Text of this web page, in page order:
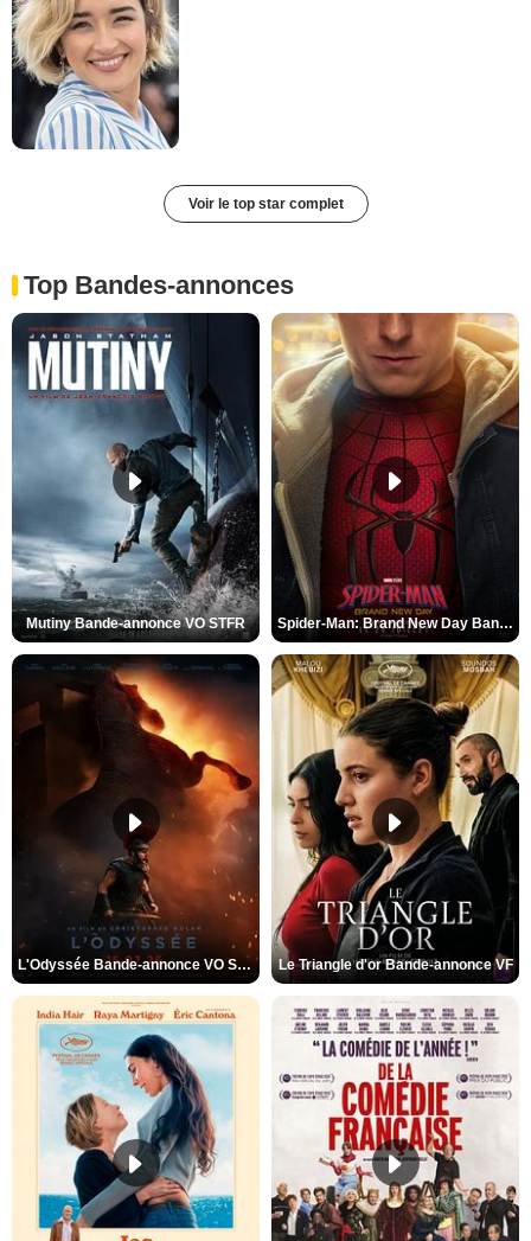
Voir le top star complet
Top Bandes-annonces
Mutiny Bande-annonce VO STFR Spider-Man: Brand New Day Bande-annonce VO STFR
L'Odyssée Bande-annonce VO STFR Le Triangle d'or Bande-annonce VF